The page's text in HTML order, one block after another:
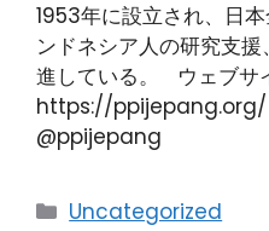
1953年に設立され、日
ンドネシア人の研究支
進している。 ウェブサ
https://
@ppijepang
Uncategorized